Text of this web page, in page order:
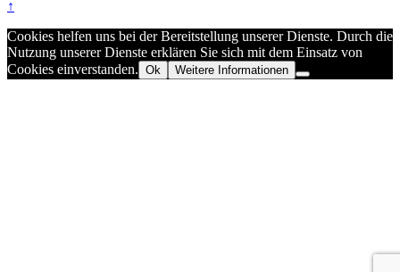
↑
Cookies helfen uns bei der Bereitstellung unserer Dienste. Durch die
Nutzung unserer Dienste erklären Sie sich mit dem Einsatz von
Cookies einverstanden. Ok Weitere Informationen